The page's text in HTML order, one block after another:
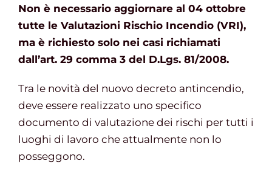
Non è necessario aggiornare al 04 ottobre
tutte le Valutazioni Rischio Incendio (VRI),
ma è richiesto solo nei casi richiamati
dall’art. 29 comma 3 del D.Lgs. 81/2008.
Tra le novità del nuovo decreto antincendio,
deve essere realizzato uno specifico
documento di valutazione dei rischi per tutti i
luoghi di lavoro che attualmente non lo
posseggono.